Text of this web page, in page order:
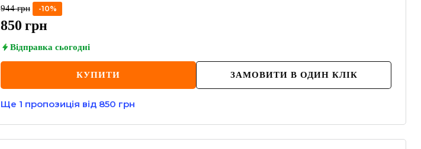
944 грн -10%
850 грн
Відправка сьогодні
КУПИТИ ЗАМОВИТИ В ОДИН КЛІК
Ще 1 пропозиція від 850 грн